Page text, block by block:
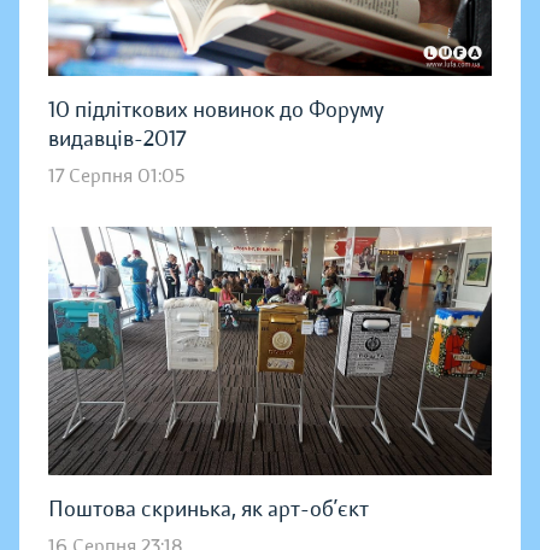
10 підліткових новинок до Форуму
видавців-2017
17 Серпня 01:05
Поштова скринька, як арт-об’єкт